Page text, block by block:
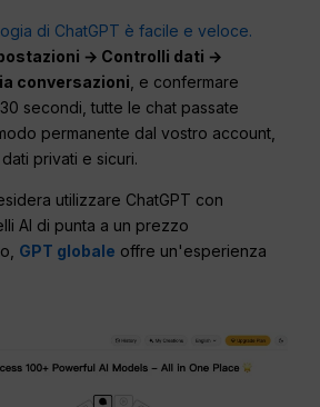
di ChatGPT è facile e veloce.
→ Controlli dati →
conversazioni , e confermare
secondi, tutte le chat passate
permanente dal vostro account,
privati e sicuri.
utilizzare ChatGPT con
AI di punta a un prezzo
GPT globale offre un'esperienza